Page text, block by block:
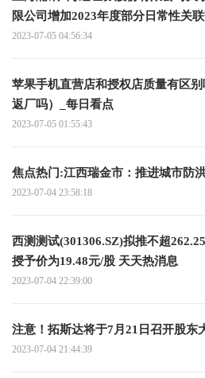
限公司增加2023年度部分日常性关
2023-07-05 04:56:34
苹果手机直营店和授权店质量有区
返厂吗）_每日看点
2023-07-05 01:55:43
焦点热门:江西瑞金市：推进城市防
2023-07-04 23:58:18
西测测试(301306.SZ)拟推不超
授予价为19.48元/股 天天热消息
2023-07-04 22:39:00
注意！拓斯达将于7月21日召开股东
2023-07-04 21:44:39